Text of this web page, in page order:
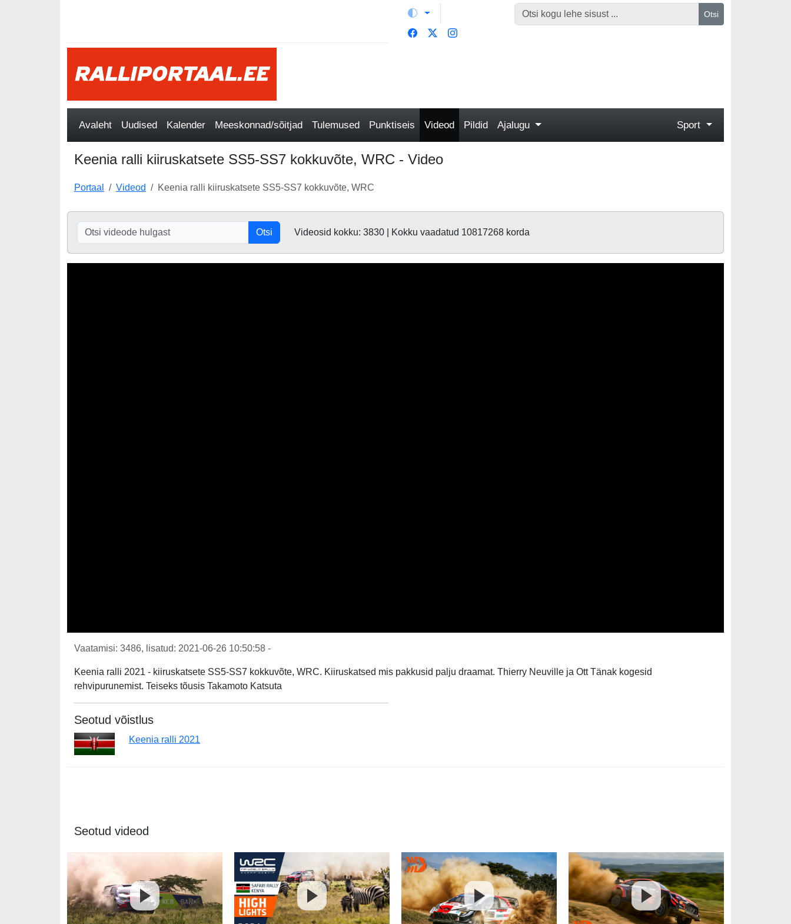
Otsi
Avaleht Uudised Kalender Meeskonnad/sõitjad Tulemused Punktiseis Videod Pildid Ajalugu Sport
Keenia ralli kiiruskatsete SS5-SS7 kokkuvõte, WRC - Video
Portaal Videod Keenia ralli kiiruskatsete SS5-SS7 kokkuvõte, WRC
Otsi Videosid kokku: 3830 | Kokku vaadatud 10817268 korda
Vaatamisi: 3486, lisatud: 2021-06-26 10:50:58 -
Keenia ralli 2021 - kiiruskatsete SS5-SS7 kokkuvõte, WRC. Kiiruskatsed mis pakkusid palju draamat. Thierry Neuville ja Ott Tänak kogesid
rehvipurunemist. Teiseks tõusis Takamoto Katsuta
Seotud võistlus
Keenia ralli 2021
Seotud videod